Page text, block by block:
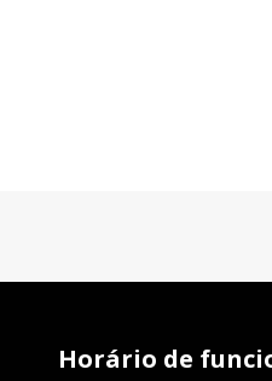
Horário de